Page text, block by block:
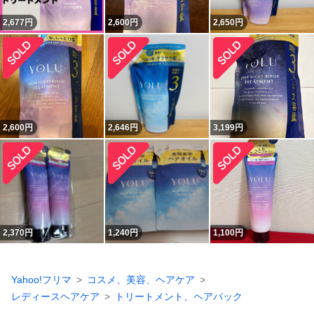
2,677円 2,600円 2,650円
2,600円 2,646円 3,199円
2,370円 1,240円 1,100円
Yahoo!フリマ
コスメ、美容、ヘアケア
レディースヘアケア
トリートメント、ヘアパック